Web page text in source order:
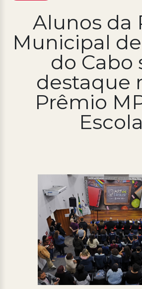
Política de
Prefeitura
Diário Oficial
Processo Seletivo
Concursos
Ouvidoria | e-Sic
Programas
Alunos da
Municipal
do Cabo
destaque
Prêmio
Escola